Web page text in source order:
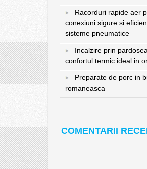
Racorduri rapide aer
conexiuni sigure și
sisteme pneumatice
Incalzire prin
confortul termic ideal in
Preparate de porc in
romaneasca
COMENTARII